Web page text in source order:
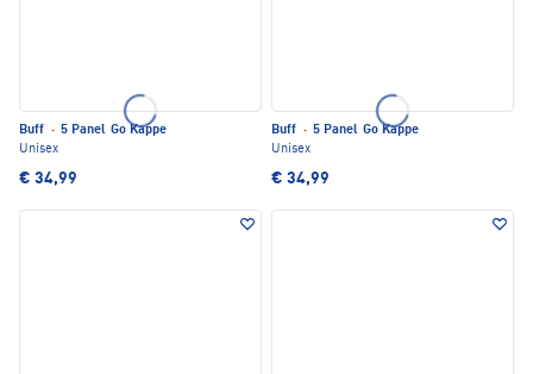
Buff · 5 Panel Go Kappe
Unisex
€ 34,99
Buff · 5 Panel Go Kappe
Unisex
€ 34,99